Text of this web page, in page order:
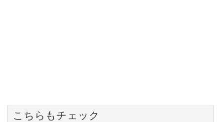
こちらもチェック